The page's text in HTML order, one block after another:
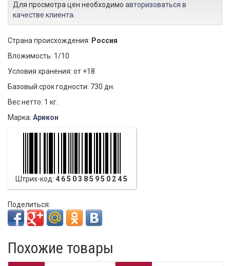
Для просмотра цен необходимо авторизоваться в
качестве клиента
Страна происхождения: Россия
Вложимость: 1/10
Условия хранения: от +18
Базовый срок годности: 730 дн.
Вес нетто: 1 кг.
Марка: Арикон
Штрих-код: 4650385950245
Поделиться:
Похожие товары